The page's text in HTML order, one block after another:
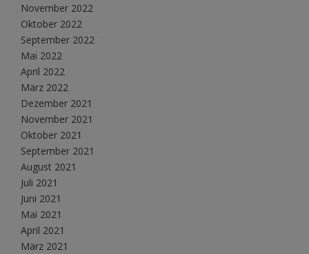
November 2022
Oktober 2022
September 2022
Mai 2022
April 2022
März 2022
Dezember 2021
November 2021
Oktober 2021
September 2021
August 2021
Juli 2021
Juni 2021
Mai 2021
April 2021
März 2021